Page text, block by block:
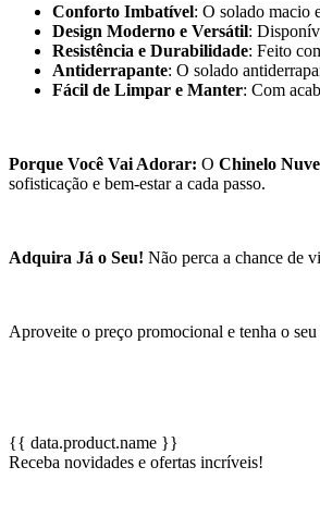
Conforto Imbatível: O solado macio
Design Moderno e Versátil:
Resistência e Durabilidade: Feito
Antiderrapante: O solado
Fácil de Limpar e Manter: Com
Porque Você Vai Adorar: O Chinelo
sofisticação e bem-estar a cada passo.
Adquira Já o Seu! Não perca a chance de
Aproveite o preço promocional e tenha o
{{ data.product.name }}
Receba novidades e ofertas incríveis!